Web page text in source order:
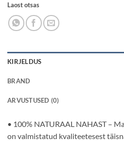
Laost otsas
KIRJELDUS
BRAND
ARVUSTUSED (0)
• 100% NATURAAL NAHAST –
on valmistatud kvaliteetesest